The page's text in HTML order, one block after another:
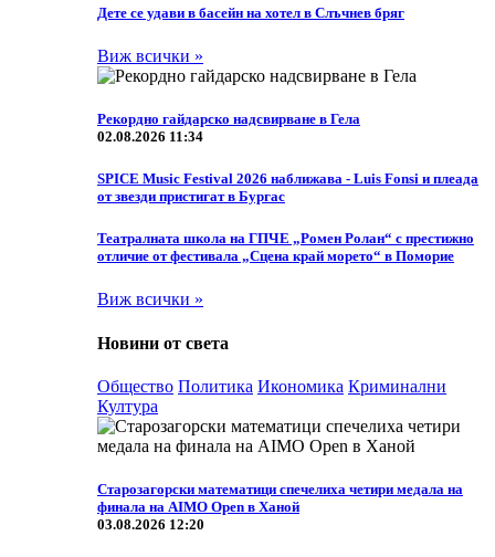
Дете се удави в басейн на хотел в Слъчнев бряг
Виж всички »
Рекордно гайдарско надсвирване в Гела
02.08.2026 11:34
SPICE Music Festival 2026 наближава - Luis Fonsi и плеада
от звезди пристигат в Бургас
Театралната школа на ГПЧЕ „Ромен Ролан“ с престижно
отличие от фестивала „Сцена край морето“ в Поморие
Виж всички »
Новини от света
Общество Политика Икономика Криминални
Култура
Старозагорски математици спечелиха четири медала на
финала на AIMO Open в Ханой
03.08.2026 12:20